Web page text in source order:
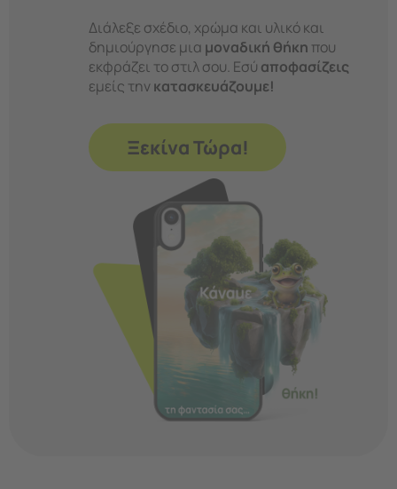
Διάλεξε σχέδιο, χρώμα και υλικό και
δημιούργησε μια μοναδική θήκη που
εκφράζει το στιλ σου. Εσύ αποφασίζεις
εμείς την κατασκευάζουμε!
Ξεκίνα Τώρα!